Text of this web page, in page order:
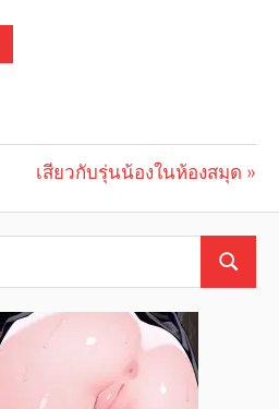
Next
เสียวกับรุ่นน้องในห้องสมุด